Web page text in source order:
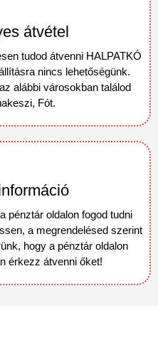
átvétel
tudod átvenni HALPATKÓ
nincs lehetőségünk.
alábbi városokban találod
Fót.
pénztár oldalon fogod tudni
a megrendelésed szerint
hogy a pénztár oldalon
érkezz átvenni őket!